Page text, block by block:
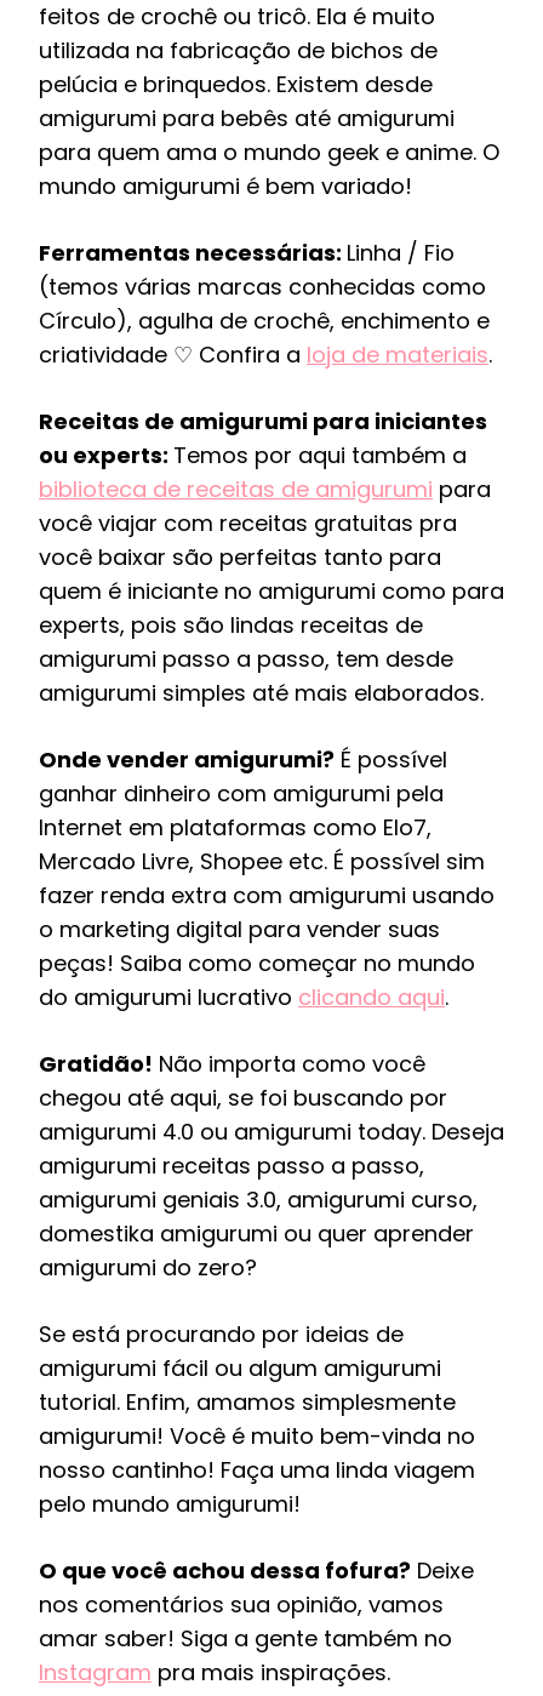
feitos de crochê ou tricô. Ela é muito
utilizada na fabricação de bichos de
pelúcia e brinquedos. Existem desde
amigurumi para bebês até amigurumi
para quem ama o mundo geek e anime. O
mundo amigurumi é bem variado!
Ferramentas necessárias: Linha / Fio
(temos várias marcas conhecidas como
Círculo), agulha de crochê, enchimento e
criatividade ♡ Confira a loja de materiais.
Receitas de amigurumi para iniciantes
ou experts: Temos por aqui também a
biblioteca de receitas de amigurumi para
você viajar com receitas gratuitas pra
você baixar são perfeitas tanto para
quem é iniciante no amigurumi como para
experts, pois são lindas receitas de
amigurumi passo a passo, tem desde
amigurumi simples até mais elaborados.
Onde vender amigurumi? É possível
ganhar dinheiro com amigurumi pela
Internet em plataformas como Elo7,
Mercado Livre, Shopee etc. É possível sim
fazer renda extra com amigurumi usando
o marketing digital para vender suas
peças! Saiba como começar no mundo
do amigurumi lucrativo clicando aqui.
Gratidão! Não importa como você
chegou até aqui, se foi buscando por
amigurumi 4.0 ou amigurumi today. Deseja
amigurumi receitas passo a passo,
amigurumi geniais 3.0, amigurumi curso,
domestika amigurumi ou quer aprender
amigurumi do zero?
Se está procurando por ideias de
amigurumi fácil ou algum amigurumi
tutorial. Enfim, amamos simplesmente
amigurumi! Você é muito bem-vinda no
nosso cantinho! Faça uma linda viagem
pelo mundo amigurumi!
O que você achou dessa fofura? Deixe
nos comentários sua opinião, vamos
amar saber! Siga a gente também no
Instagram pra mais inspirações.